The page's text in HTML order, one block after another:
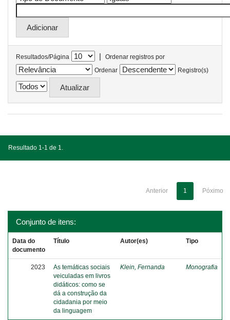
Resultados/Página |
Ordenar registros por
Ordenar
Registro(s)
Resultado 1-1 de 1.
Anterior 1 Póximo
Conjunto de itens:
Data do
documento
Título Autor(es) Tipo
2023
As temáticas sociais
veiculadas em livros
didáticos: como se
dá a construção da
cidadania por meio
da linguagem
Klein, Fernanda Monografia